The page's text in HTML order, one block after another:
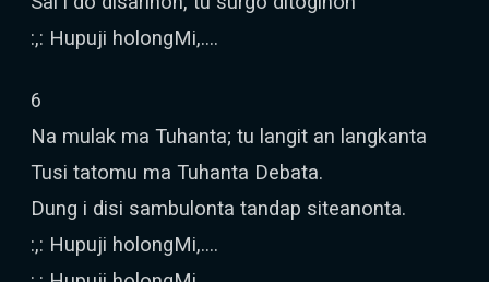
:,: Hupuji holongMi,….
6
Na mulak ma Tuhanta; tu langit an langkanta
Tusi tatomu ma Tuhanta Debata.
Dung i disi sambulonta tandap siteanonta.
:,: Hupuji holongMi,….